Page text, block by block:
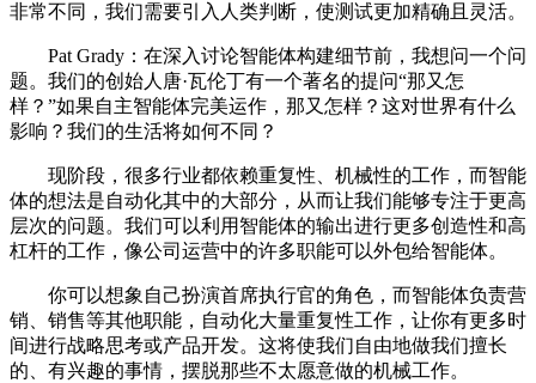
非常不同，我们需要引入人类判断，使测试更加精确且灵活。
Pat Grady：在深入讨论智能体构建细节前，我想问一个问
题。我们的创始人唐·瓦伦丁有一个著名的提问“那又怎
样？”如果自主智能体完美运作，那又怎样？这对世界有什么
影响？我们的生活将如何不同？
现阶段，很多行业都依赖重复性、机械性的工作，而智能
体的想法是自动化其中的大部分，从而让我们能够专注于更高
层次的问题。我们可以利用智能体的输出进行更多创造性和高
杠杆的工作，像公司运营中的许多职能可以外包给智能体。
你可以想象自己扮演首席执行官的角色，而智能体负责营
销、销售等其他职能，自动化大量重复性工作，让你有更多时
间进行战略思考或产品开发。这将使我们自由地做我们擅长
的、有兴趣的事情，摆脱那些不太愿意做的机械工作。